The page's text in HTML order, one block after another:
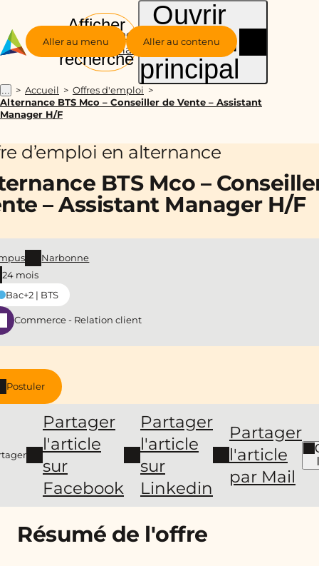
Aller au menu Aller au contenu
Groupe
Alternance
Afficher
la
recherche
Ouvrir
le menu
principal
... Accueil
Offres d'emploi
Alternance BTS Mco – Conseiller de Vente – Assistant
Manager H/F
d’emploi en alternance
BTS Mco –
– Assistant Manager H/F
Postuler
Partager
l'article
sur
Facebook
Partager
l'article
sur
Linkedin
Partager
l'article
par Mail
Narbonne
24 mois
Bac+2 | BTS
Commerce - Relation client
Résumé de l'offre